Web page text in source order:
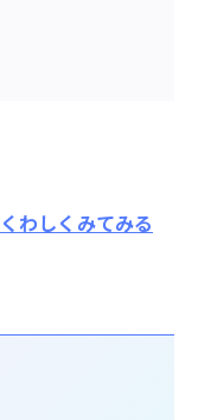
くわしくみてみる